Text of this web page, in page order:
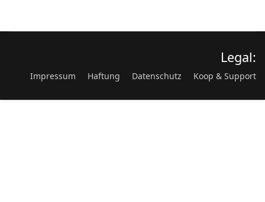
Legal:
Impressum Haftung Datenschutz Koop & Support